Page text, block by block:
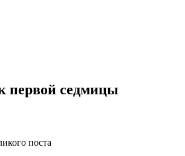
первой седмицы